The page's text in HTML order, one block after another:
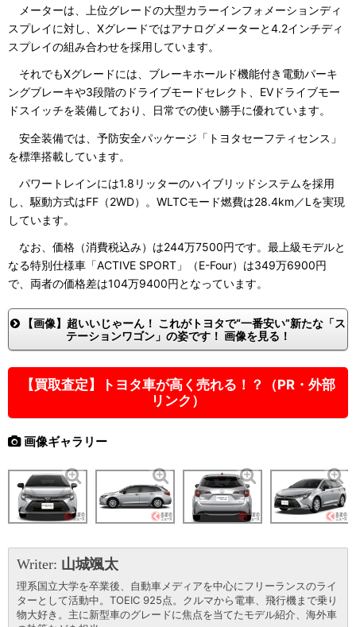
メーターは、上位グレードの大型カラーインフォメーションディ
スプレイに対し、Xグレードではアナログメーターと4.2インチディ
スプレイの組み合わせを採用しています。
それでもXグレードには、ブレーキホールド機能付き電動パーキ
ングブレーキや3段階のドライブモードセレクト、EVドライブモー
ドスイッチを装備しており、日常での使い勝手に優れています。
安全装備では、予防安全パッケージ「トヨタセーフティセンス」
を標準搭載しています。
パワートレインには1.8リッターのハイブリッドシステムを採用
し、駆動方式はFF（2WD）。WLTCモード燃費は28.4km／Lを実現
しています。
なお、価格（消費税込み）は244万7500円です。最上級モデルと
なる特別仕様車「ACTIVE SPORT」（E-Four）は349万6900円
で、両者の価格差は104万9400円となっています。
【画像】超いいじゃーん！ これがトヨタで“一番安い”新たな「ス
テーションワゴン」の姿です！ 画像を見る！
【買取査定】トヨタ車が高く売れる！？（PR・外部
リンク）
画像ギャラリー
Writer: 山城颯太
理系国立大学を卒業後、自動車メディアを中心にフリーランスのライ
ターとして活動中。TOEIC 925点。クルマから電車、飛行機まで乗り
物大好き。主に新型車のグレードに焦点を当てたモデル紹介、海外車